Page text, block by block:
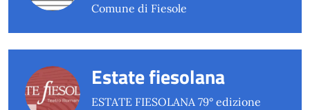
Comune di Fiesole
Estate fiesolana
ESTATE FIESOLANA 79° edizione